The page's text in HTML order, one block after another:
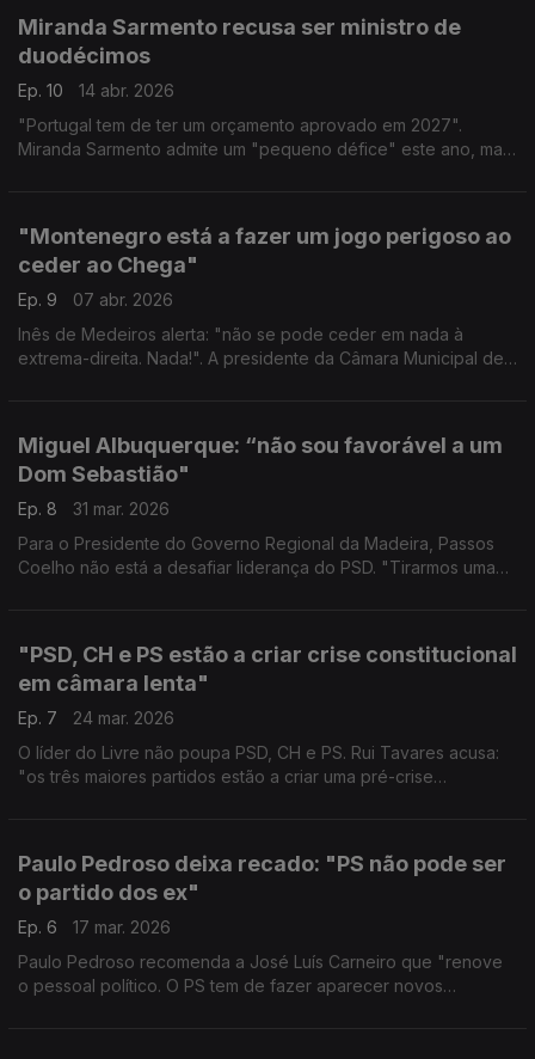
Miranda Sarmento recusa ser ministro de
duodécimos
Ep. 10
14 abr. 2026
"Portugal tem de ter um orçamento aprovado em 2027".
Miranda Sarmento admite um "pequeno défice" este ano, mas
"Montenegro está a fazer um jogo perigoso ao
ceder ao Chega"
Ep. 9
07 abr. 2026
Inês de Medeiros alerta: "não se pode ceder em nada à
extrema-direita. Nada!". A presidente da Câmara Municipal de
Miguel Albuquerque: “não sou favorável a um
Dom Sebastião"
Ep. 8
31 mar. 2026
Para o Presidente do Governo Regional da Madeira, Passos
Coelho não está a desafiar liderança do PSD. "Tirarmos uma
"PSD, CH e PS estão a criar crise constitucional
em câmara lenta"
Ep. 7
24 mar. 2026
O líder do Livre não poupa PSD, CH e PS. Rui Tavares acusa:
"os três maiores partidos estão a criar uma pré-crise
Paulo Pedroso deixa recado: "PS não pode ser
o partido dos ex"
Ep. 6
17 mar. 2026
Paulo Pedroso recomenda a José Luís Carneiro que "renove
o pessoal político. O PS tem de fazer aparecer novos